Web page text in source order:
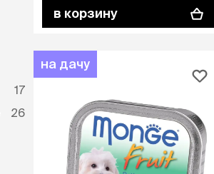
17
26
в корзину
на дачу